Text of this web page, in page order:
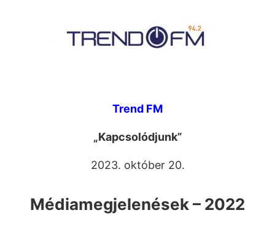
Trend FM
„Kapcsolódjunk”
2023. október 20.
Médiamegjelenések – 2022